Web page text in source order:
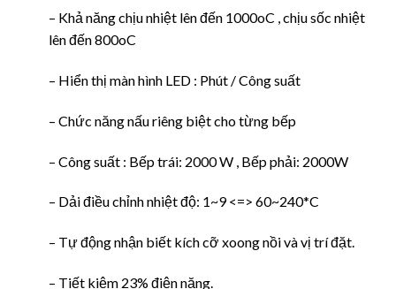
– Khả năng chịu nhiệt lên đến 1000oC , chịu sốc nhiệt
lên đến 800oC
– Hiển thị màn hình LED : Phút / Công suất
– Chức năng nấu riêng biệt cho từng bếp
– Công suất : Bếp trái: 2000 W , Bếp phải: 2000W
– Dải điều chỉnh nhiệt độ: 1~9 <=> 60~240*C
– Tự động nhận biết kích cỡ xoong nồi và vị trí đặt.
– Tiết kiệm 23% điện năng.